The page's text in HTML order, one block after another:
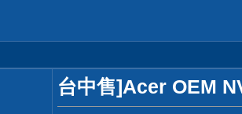
台中售]Acer OEM